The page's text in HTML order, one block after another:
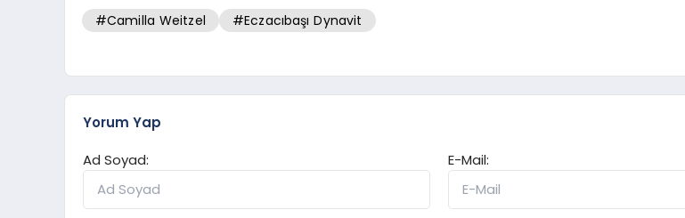
#Camilla Weitzel #Eczacıbaşı Dynavit
Yorum Yap
Ad Soyad:
E-Mail: